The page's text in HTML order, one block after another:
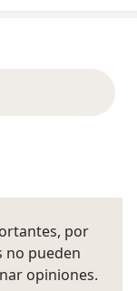
por
no pueden
opiniones.